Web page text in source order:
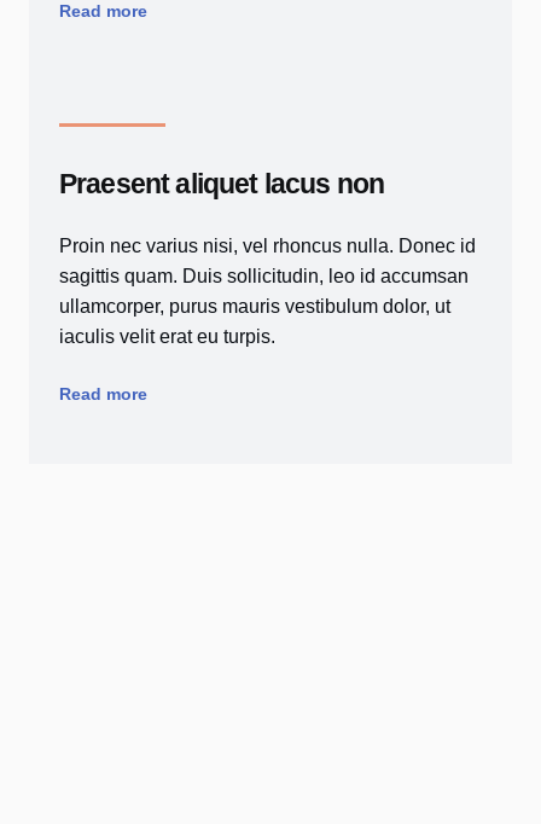
Read more
Praesent aliquet lacus non
Proin nec varius nisi, vel rhoncus nulla. Donec id
sagittis quam. Duis sollicitudin, leo id accumsan
ullamcorper, purus mauris vestibulum dolor, ut
iaculis velit erat eu turpis.
Read more